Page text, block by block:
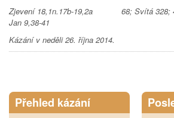
Zjevení 18,1n.17b-19,2a 68; Svítá
Jan 9,38-41
Kázání v neděli 26. října 2014.
Přehled kázání